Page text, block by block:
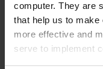
computer. They are
that help us to make
more effective and
serve to implement